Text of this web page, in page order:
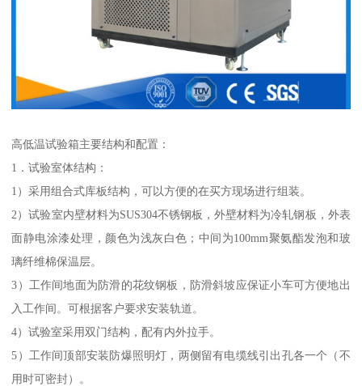
高低温试验箱主要结构和配置：
1．试验室体结构：
1）采用组合式库板结构，可以方便的在买方现场进行组装。
2）试验室内壁材料为SUS304不锈钢板，外壁材料为冷轧钢板，外表
面静电涂漆处理，颜色为浅灰白色；中间为100mm聚氨酯发泡和玻
璃纤维棉保温层。
3）工作间地面为防滑的花纹钢板，防滑斜坡应保证小车可方便地出
入工作间。可根据客户要求安装轨道。
4）试验室采用双门结构，配有内外拉手。
5）工作间顶部安装防爆照明灯，两侧留有电缆线引出孔各一个（不
用时可密封）。